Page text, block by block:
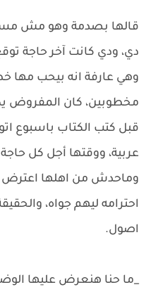
قالها بصدمة وهو مش
دي، ودي كانت آخر حاجة
مخطوبين، كان
قبل كتب الكتاب باسبوع
عربية، ووقتها أجل كل
وماحدش من اهلها اعترض
احترامه ليهم جواه،
اصول.
_ما حنا هنعرض عليها